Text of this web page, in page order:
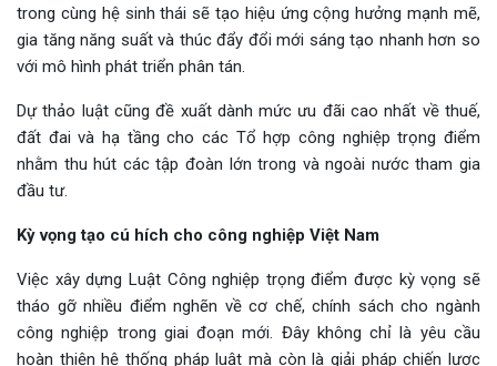
trong cùng hệ sinh thái sẽ tạo hiệu ứng cộng hưởng mạnh mẽ,
gia tăng năng suất và thúc đẩy đổi mới sáng tạo nhanh hơn so
với mô hình phát triển phân tán.
Dự thảo luật cũng đề xuất dành mức ưu đãi cao nhất về thuế,
đất đai và hạ tầng cho các Tổ hợp công nghiệp trọng điểm
nhằm thu hút các tập đoàn lớn trong và ngoài nước tham gia
đầu tư.
Kỳ vọng tạo cú hích cho công nghiệp Việt Nam
Việc xây dựng Luật Công nghiệp trọng điểm được kỳ vọng sẽ
tháo gỡ nhiều điểm nghẽn về cơ chế, chính sách cho ngành
công nghiệp trong giai đoạn mới. Đây không chỉ là yêu cầu
hoàn thiện hệ thống pháp luật mà còn là giải pháp chiến lược